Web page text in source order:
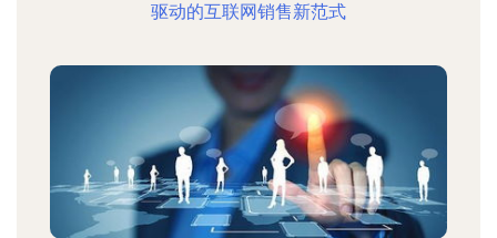
驱动的互联网销售新范式